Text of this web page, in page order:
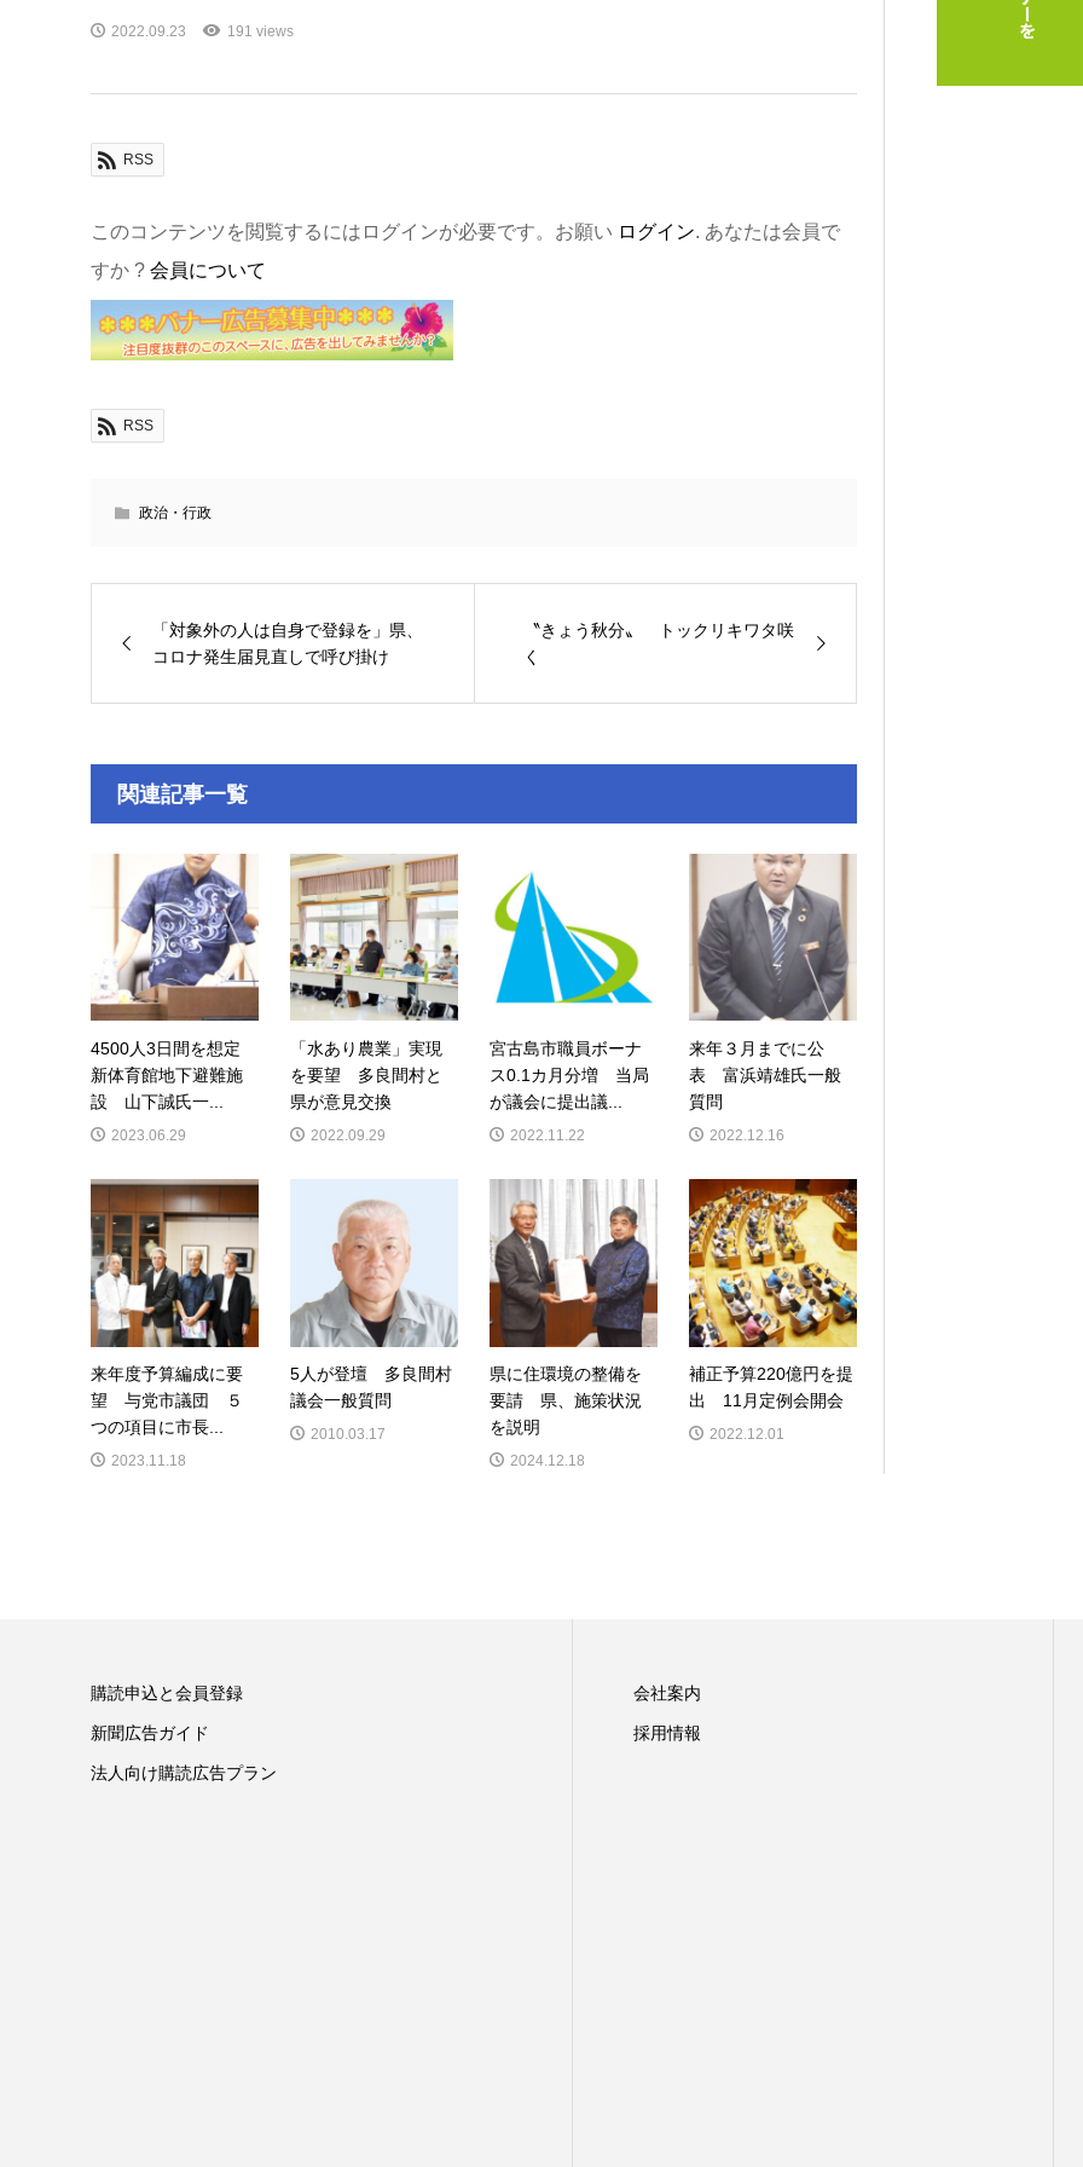
2022.09.23 191 views
RSS
このコンテンツを閲覧するにはログインが必要です。お願い ログイン. あなたは会員で
すか ? 会員について
RSS
政治・行政
「対象外の人は自身で登録を」県、
コロナ発生届見直しで呼び掛け
〝きょう秋分〟 トックリキワタ咲
く
関連記事一覧
4500人3日間を想定
新体育館地下避難施
設 山下誠氏一...
2023.06.29
「水あり農業」実現
を要望 多良間村と
県が意見交換
2022.09.29
宮古島市職員ボーナ
ス0.1カ月分増 当局
が議会に提出議...
2022.11.22
来年３月までに公
表 富浜靖雄氏一般
質問
2022.12.16
来年度予算編成に要
望 与党市議団 ５
つの項目に市長...
2023.11.18
5人が登壇 多良間村
議会一般質問
2010.03.17
県に住環境の整備を
要請 県、施策状況
を説明
2024.12.18
補正予算220億円を提
出 11月定例会開会
2022.12.01
購読申込と会員登録
新聞広告ガイド
法人向け購読広告プラン
会社案内
採用情報